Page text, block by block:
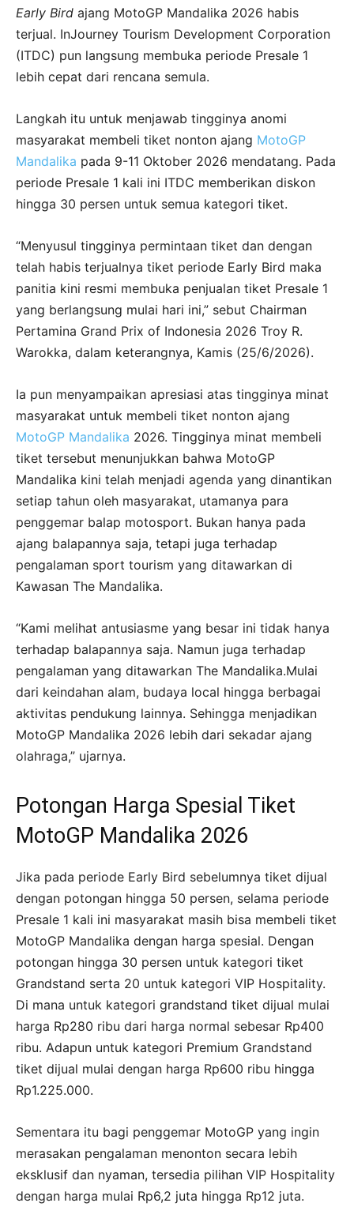
Early Bird ajang MotoGP Mandalika 2026 habis
terjual. InJourney Tourism Development Corporation
(ITDC) pun langsung membuka periode Presale 1
lebih cepat dari rencana semula.
Langkah itu untuk menjawab tingginya anomi
masyarakat membeli tiket nonton ajang MotoGP
Mandalika pada 9-11 Oktober 2026 mendatang. Pada
periode Presale 1 kali ini ITDC memberikan diskon
hingga 30 persen untuk semua kategori tiket.
“Menyusul tingginya permintaan tiket dan dengan
telah habis terjualnya tiket periode Early Bird maka
panitia kini resmi membuka penjualan tiket Presale 1
yang berlangsung mulai hari ini,” sebut Chairman
Pertamina Grand Prix of Indonesia 2026 Troy R.
Warokka, dalam keterangnya, Kamis (25/6/2026).
Ia pun menyampaikan apresiasi atas tingginya minat
masyarakat untuk membeli tiket nonton ajang
MotoGP Mandalika 2026. Tingginya minat membeli
tiket tersebut menunjukkan bahwa MotoGP
Mandalika kini telah menjadi agenda yang dinantikan
setiap tahun oleh masyarakat, utamanya para
penggemar balap motosport. Bukan hanya pada
ajang balapannya saja, tetapi juga terhadap
pengalaman sport tourism yang ditawarkan di
Kawasan The Mandalika.
“Kami melihat antusiasme yang besar ini tidak hanya
terhadap balapannya saja. Namun juga terhadap
pengalaman yang ditawarkan The Mandalika.Mulai
dari keindahan alam, budaya local hingga berbagai
aktivitas pendukung lainnya. Sehingga menjadikan
MotoGP Mandalika 2026 lebih dari sekadar ajang
olahraga,” ujarnya.
Potongan Harga Spesial Tiket
MotoGP Mandalika 2026
Jika pada periode Early Bird sebelumnya tiket dijual
dengan potongan hingga 50 persen, selama periode
Presale 1 kali ini masyarakat masih bisa membeli tiket
MotoGP Mandalika dengan harga spesial. Dengan
potongan hingga 30 persen untuk kategori tiket
Grandstand serta 20 untuk kategori VIP Hospitality.
Di mana untuk kategori grandstand tiket dijual mulai
harga Rp280 ribu dari harga normal sebesar Rp400
ribu. Adapun untuk kategori Premium Grandstand
tiket dijual mulai dengan harga Rp600 ribu hingga
Rp1.225.000.
Sementara itu bagi penggemar MotoGP yang ingin
merasakan pengalaman menonton secara lebih
eksklusif dan nyaman, tersedia pilihan VIP Hospitality
dengan harga mulai Rp6,2 juta hingga Rp12 juta.